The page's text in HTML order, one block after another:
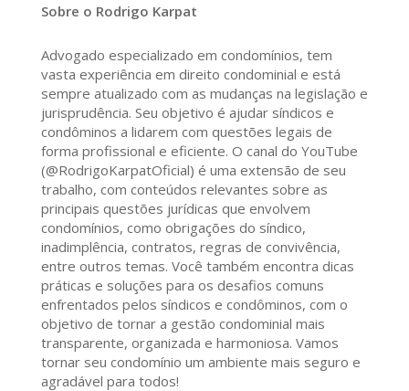
Sobre o Rodrigo Karpat
Advogado especializado em condomínios, tem
vasta experiência em direito condominial e está
sempre atualizado com as mudanças na legislação e
jurisprudência. Seu objetivo é ajudar síndicos e
condôminos a lidarem com questões legais de
forma profissional e eficiente. O canal do YouTube
(@RodrigoKarpatOficial) é uma extensão de seu
trabalho, com conteúdos relevantes sobre as
principais questões jurídicas que envolvem
condomínios, como obrigações do síndico,
inadimplência, contratos, regras de convivência,
entre outros temas. Você também encontra dicas
práticas e soluções para os desafios comuns
enfrentados pelos síndicos e condôminos, com o
objetivo de tornar a gestão condominial mais
transparente, organizada e harmoniosa. Vamos
tornar seu condomínio um ambiente mais seguro e
agradável para todos!